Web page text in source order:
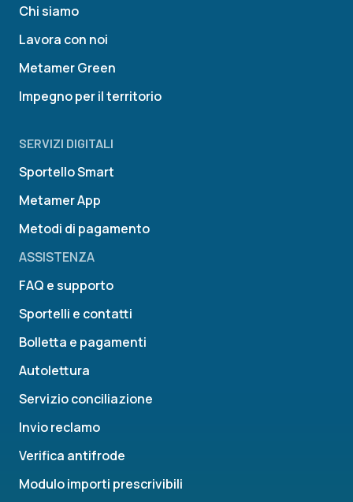
Chi siamo
Lavora con noi
Metamer Green
Impegno per il territorio
SERVIZI DIGITALI
Sportello Smart
Metamer App
Metodi di pagamento
ASSISTENZA
FAQ e supporto
Sportelli e contatti
Bolletta e pagamenti
Autolettura
Servizio conciliazione
Invio reclamo
Verifica antifrode
Modulo importi prescrivibili